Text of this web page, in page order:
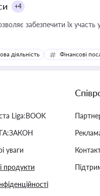
+4
забезпечити їх участь
діяльність Фінансові
Liga:BOOK
уваги
продукти